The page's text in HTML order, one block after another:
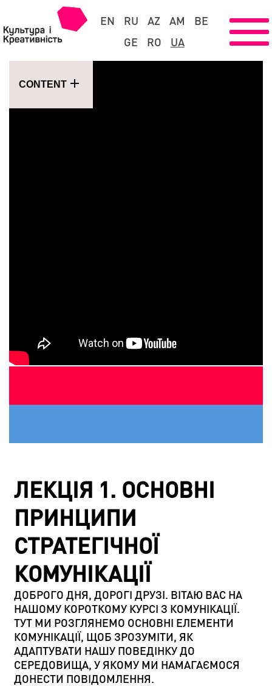
EN RU AZ AM
BE
GE
RO UA
CONTENT
ЛЕКЦІЯ 1. ОСНОВНІ
ПРИНЦИПИ
СТРАТЕГІЧНОЇ
КОМУНІКАЦІЇ
ДОБРОГО ДНЯ, ДОРОГІ ДРУЗІ. ВІТАЮ ВАС НА
НАШОМУ КОРОТКОМУ КУРСІ З КОМУНІКАЦІЇ.
ТУТ МИ РОЗГЛЯНЕМО ОСНОВНІ ЕЛЕМЕНТИ
КОМУНІКАЦІЇ, ЩОБ ЗРОЗУМІТИ, ЯК
АДАПТУВАТИ НАШУ ПОВЕДІНКУ ДО
СЕРЕДОВИЩА, У ЯКОМУ МИ НАМАГАЄМОСЯ
ДОНЕСТИ ПОВІДОМЛЕННЯ.